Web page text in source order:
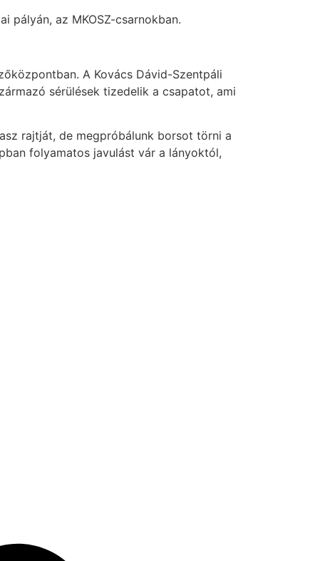
pályán, az MKOSZ-csarnokban.
A Kovács Dávid-Szentpáli
sérülések tizedelik a csapatot, ami
rajtját, de megpróbálunk borsot törni a
folyamatos javulást vár a lányoktól,